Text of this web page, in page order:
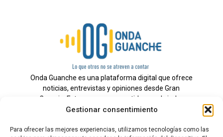
Gestionar consentimiento
Para ofrecer las mejores experiencias, utilizamos tecnologías como las
Onda Guanche es una plataforma digital que ofrece
noticias, entrevistas y opiniones desde Gran
Canaria. Estamos comprometidos con brindar
información veraz y un periodismo independiente a